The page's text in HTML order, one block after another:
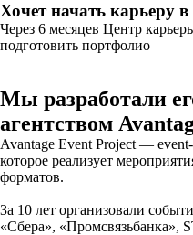
Хочет начать карьеру в
Через 6 месяцев Центр
подготовить портфолио
Мы разработали
агентством
Avantage Event Project —
которое реализует
форматов.
За 10 лет организовали
«Сбера», «Промсвязьбанка»,